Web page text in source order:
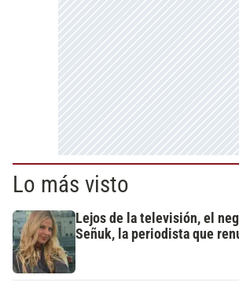
Lo más visto
Lejos de la televisión, el
Señuk, la periodista que